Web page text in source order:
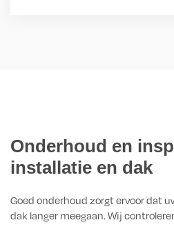
Onderhoud en
installatie en dak
Goed onderhoud zorgt ervoor dat
dak langer meegaan. Wij